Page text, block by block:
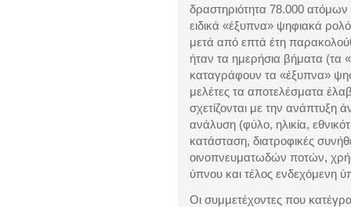
δραστηριότητα 78.000
ειδικά «έξυπνα» ψηφιακά
μετά από επτά έτη
ήταν τα ημερήσια βήματα (τα
καταγράφουν τα «έξυπνα»
μελέτες τα αποτελέσματα
σχετίζονται με την ανάπτυξη
ανάλυση (φύλο, ηλικία,
κατάσταση, διατροφικές
οινοπνευματωδών ποτών,
ύπνου και τέλος ενδεχόμενη
Οι συμμετέχοντες που